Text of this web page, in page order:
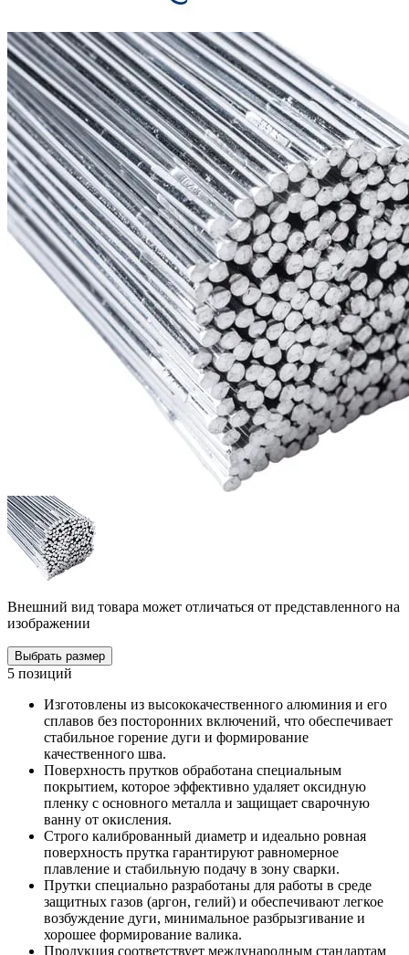
Внешний вид товара может отличаться от представленного на
изображении
Выбрать размер
5 позиций
Изготовлены из высококачественного алюминия и его
сплавов без посторонних включений, что обеспечивает
стабильное горение дуги и формирование
качественного шва.
Поверхность прутков обработана специальным
покрытием, которое эффективно удаляет оксидную
пленку с основного металла и защищает сварочную
ванну от окисления.
Строго калиброванный диаметр и идеально ровная
поверхность прутка гарантируют равномерное
плавление и стабильную подачу в зону сварки.
Прутки специально разработаны для работы в среде
защитных газов (аргон, гелий) и обеспечивают легкое
возбуждение дуги, минимальное разбрызгивание и
хорошее формирование валика.
Продукция соответствует международным стандартам